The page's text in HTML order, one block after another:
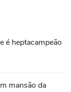
é heptacampeão
mansão da